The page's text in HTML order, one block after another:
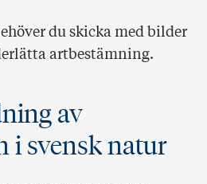
du skicka med bilder
artbestämning.
av
i svensk natur